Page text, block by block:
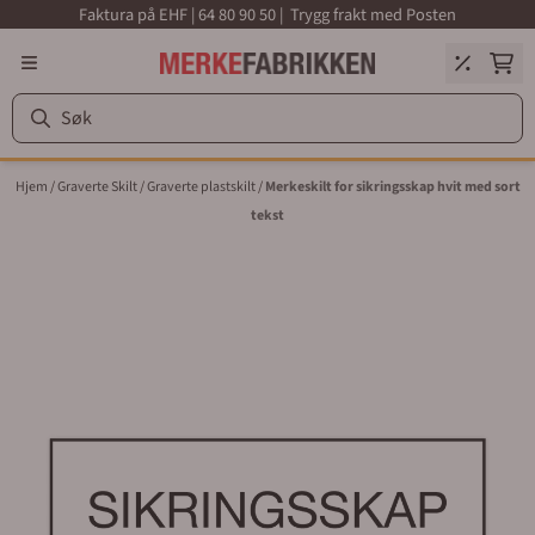
Hopp til innholdFaktura på EHF | 64 80 90 50 | Trygg frakt med Posten
Hjem/Graverte Skilt/Graverte plastskilt/Merkeskilt for sikringsskap hvit med sort
tekst